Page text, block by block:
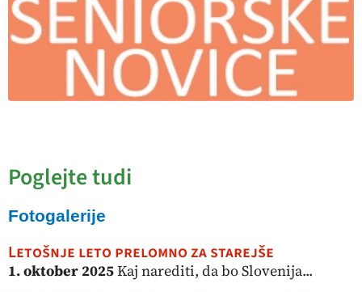
Poglejte tudi
Fotogalerije
Letošnje leto prelomno za starejše
1. oktober 2025Kaj narediti, da bo Slovenija...